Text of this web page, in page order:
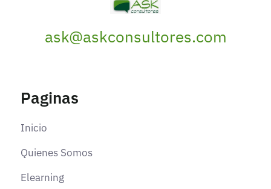
ask@askconsultores.com
Paginas
Inicio
Quienes Somos
Elearning